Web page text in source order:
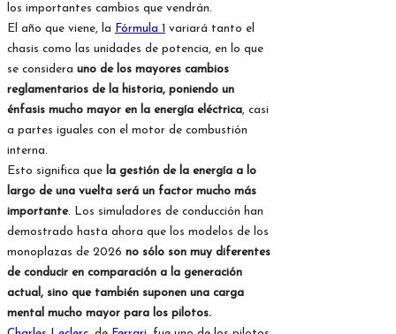
los importantes cambios que vendrán.
El año que viene, la
Fórmula 1 variará tanto el
chasis como las unidades de potencia, en lo que
se considera uno de los mayores cambios
reglamentarios de la historia, poniendo un
énfasis mucho mayor en la energía eléctrica, casi
a partes iguales con el motor de combustión
interna.
Esto significa que la gestión de la energía a lo
largo de una vuelta será un factor mucho más
importante. Los simuladores de conducción han
demostrado hasta ahora que los modelos de los
monoplazas de 2026 no sólo son muy diferentes
de conducir en comparación a la generación
actual, sino que también suponen una carga
mental mucho mayor para los pilotos.